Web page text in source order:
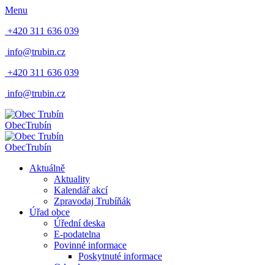
Menu
+420 311 636 039
info@trubin.cz
+420 311 636 039
info@trubin.cz
ObecTrubín
ObecTrubín
Aktuálně
Aktuality
Kalendář akcí
Zpravodaj Trubíňák
Úřad obce
Úřední deska
E-podatelna
Povinné informace
Poskytnuté informace